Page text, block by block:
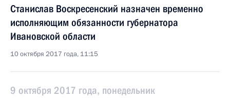
Станислав Воскресенский назначен временно
исполняющим обязанности губернатора
Ивановской области
10 октября 2017 года, 11:15
9 октября 2017 года, понедельник